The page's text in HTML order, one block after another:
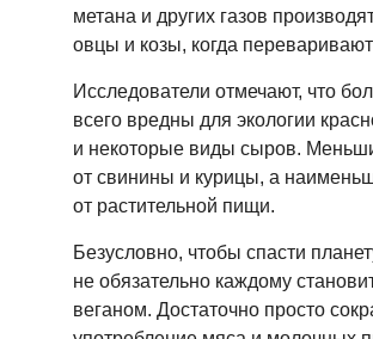
метана и других газов
овцы и козы, когда
Исследователи отмечают, что
всего вредны для экологии
и некоторые виды сыров.
от свинины и курицы, а
от растительной пищи.
Безусловно, чтобы спасти
не обязательно каждому
веганом. Достаточно просто